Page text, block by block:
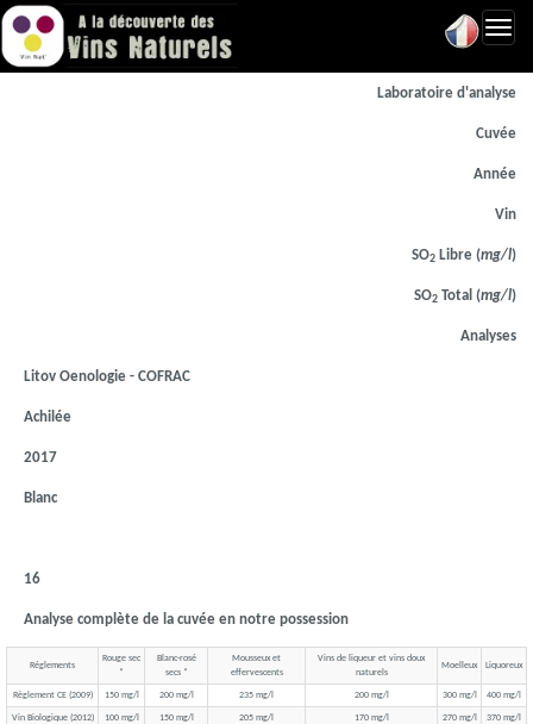
Laboratoire d'analyse
Cuvée
Année
Vin
SO2 Libre (mg/l)
SO2 Total (mg/l)
Analyses
Litov Oenologie - COFRAC
Achilée
2017
Blanc
16
Analyse complète de la cuvée en notre possession
Réglements
Rouge sec
*
Blanc-rosé
secs *
Mousseux et
effervescents
Vins de liqueur et vins doux
naturels
Moelleux Liquoreux
Règlement CE (2009) 150 mg/l 200 mg/l 235 mg/l 200 mg/l 300 mg/l 400 mg/l
Vin Biologique (2012) 100 mg/l 150 mg/l 205 mg/l 170 mg/l 270 mg/l 370 mg/l